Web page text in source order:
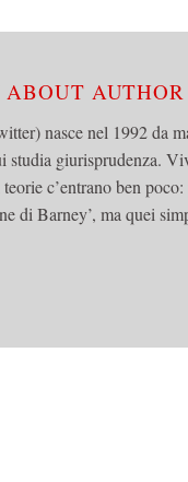
ABOUT AUTHOR
nasce nel 1992 da
studia giurisprudenza.
c’entrano ben
di Barney’, ma quei